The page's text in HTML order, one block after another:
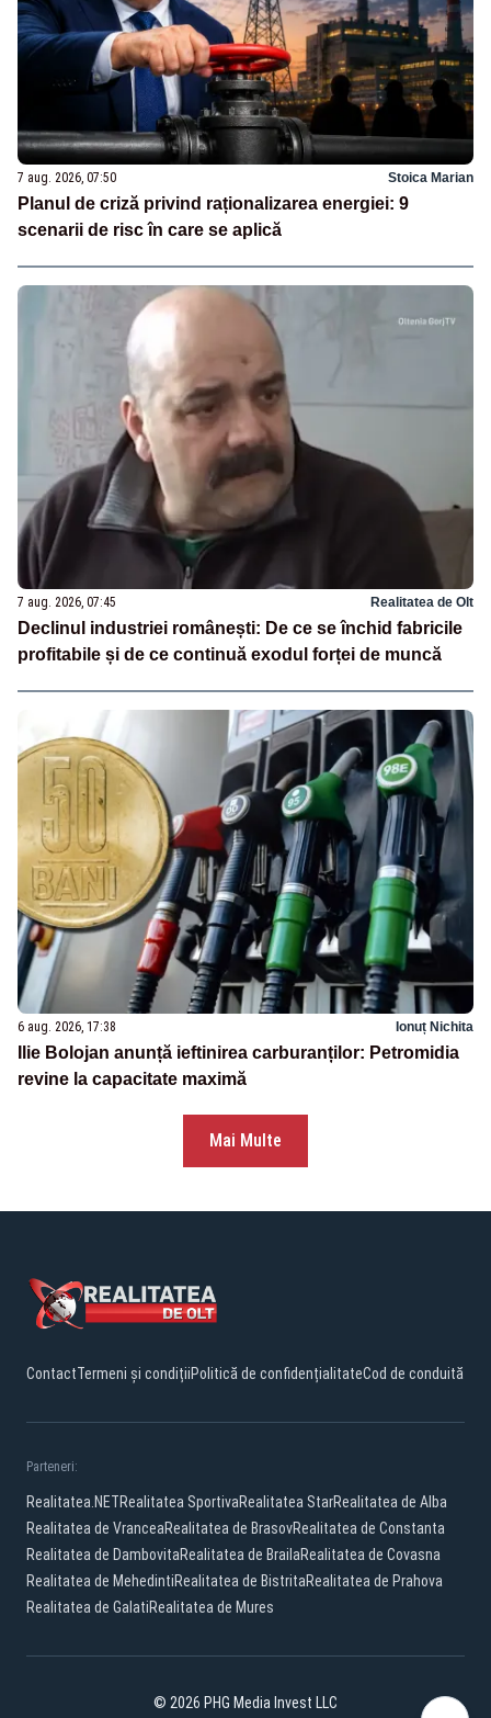
7 aug. 2026, 07:50 Stoica Marian
Planul de criză privind raționalizarea energiei: 9
scenarii de risc în care se aplică
7 aug. 2026, 07:45 Realitatea de Olt
Declinul industriei românești: De ce se închid fabricile
profitabile și de ce continuă exodul forței de muncă
6 aug. 2026, 17:38 Ionuț Nichita
Ilie Bolojan anunță ieftinirea carburanților: Petromidia
revine la capacitate maximă
Mai Multe
ContactTermeni și condițiiPolitică de confidențialitateCod de conduită
Parteneri:
Realitatea.NETRealitatea SportivaRealitatea StarRealitatea de Alba
Realitatea de VranceaRealitatea de BrasovRealitatea de Constanta
Realitatea de DambovitaRealitatea de BrailaRealitatea de Covasna
Realitatea de MehedintiRealitatea de BistritaRealitatea de Prahova
Realitatea de GalatiRealitatea de Mures
© 2026 PHG Media Invest LLC